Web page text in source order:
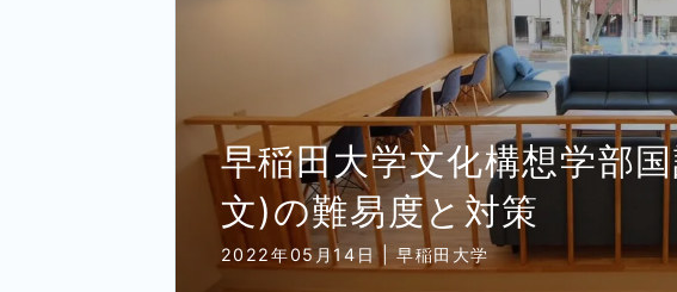
早稲田大学文化構想学部
文)の難易度と対策
2022年05月14日 | 早稲田大学